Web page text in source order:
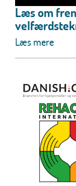
Læs om
Læs mere